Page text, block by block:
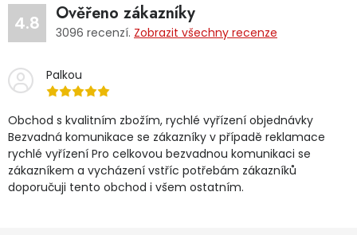
4.8 Ověřeno zákazníky
3096 recenzí. Zobrazit všechny recenze
Palkou
Obchod s kvalitním zbožím, rychlé vyřízení objednávky
Bezvadná komunikace se zákazníky v případě reklamace
rychlé vyřízení Pro celkovou bezvadnou komunikaci se
zákazníkem a vycházení vstříc potřebám zákazníků
doporučuji tento obchod i všem ostatním.